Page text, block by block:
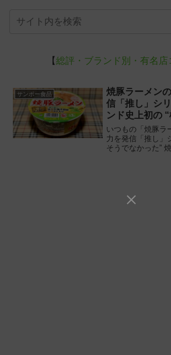
【総評・ブランド別・有名店
サンポー食品
焼豚ラーメン
信「推し」シ
ンド史上初の
いつもの「焼豚ラ
力を発信「推し」
そうでなかった”
「焼豚ラーメン